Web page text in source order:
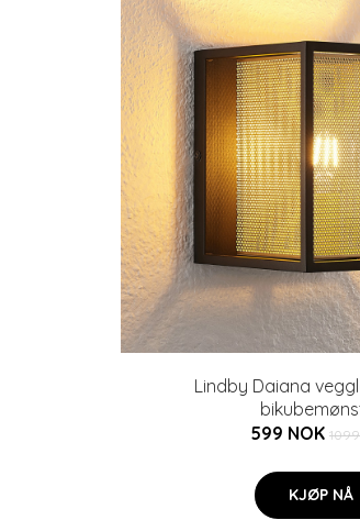
Lindby Daiana
599 NOK
KJØP NÅ